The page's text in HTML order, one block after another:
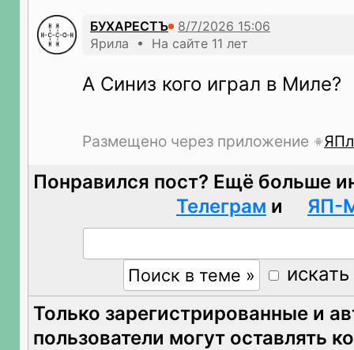
БУХАРЕСТЪ
Ярила • На сайте 11 лет
А Синиз кого играл в Миле?
Размещено через приложение
Понравился пост? Ещё больше
Телеграм и ЯП-
Только зарегистрированные и
пользователи могут оставлять